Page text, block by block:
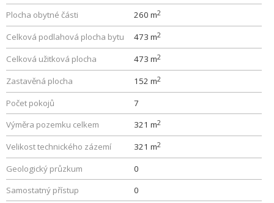
Plocha obytné části
260 m2
Celková podlahová plocha bytu 473 m2
Celková užitková plocha 473 m2
Zastavěná plocha 152 m2
Počet pokojů
7
Výměra pozemku celkem
321 m2
Velikost technického zázemí 321 m2
Geologický průzkum
0
Samostatný přístup
0